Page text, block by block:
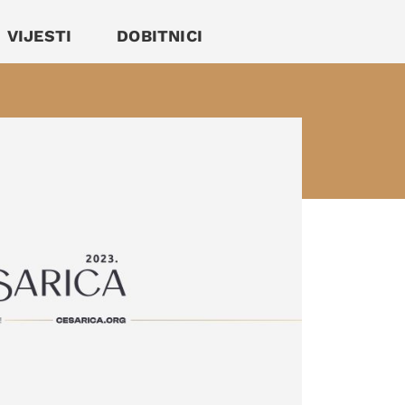
VIJESTI DOBITNICI